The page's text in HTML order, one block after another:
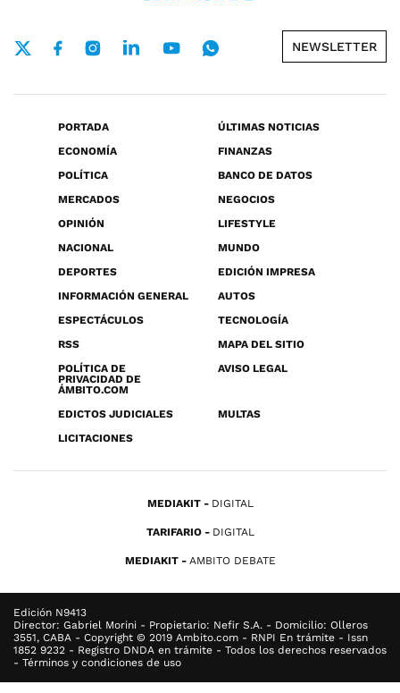
NEWSLETTER
PORTADA
ÚLTIMAS NOTICIAS
ECONOMÍA
FINANZAS
POLÍTICA
BANCO DE DATOS
MERCADOS
NEGOCIOS
OPINIÓN
LIFESTYLE
NACIONAL
MUNDO
DEPORTES
EDICIÓN IMPRESA
INFORMACIÓN GENERAL
AUTOS
ESPECTÁCULOS
TECNOLOGÍA
RSS
MAPA DEL SITIO
POLÍTICA DE
PRIVACIDAD DE
ÁMBITO.COM
AVISO LEGAL
EDICTOS JUDICIALES
MULTAS
LICITACIONES
MEDIAKIT DIGITAL
TARIFARIO DIGITAL
MEDIAKIT AMBITO DEBATE
Edición N9413
Director: Gabriel Morini - Propietario: Nefir S.A. - Domicilio: Olleros
3551, CABA - Copyright © 2019 Ambito.com - RNPI En trámite - Issn
1852 9232 - Registro DNDA en trámite - Todos los derechos reservados
- Términos y condiciones de uso